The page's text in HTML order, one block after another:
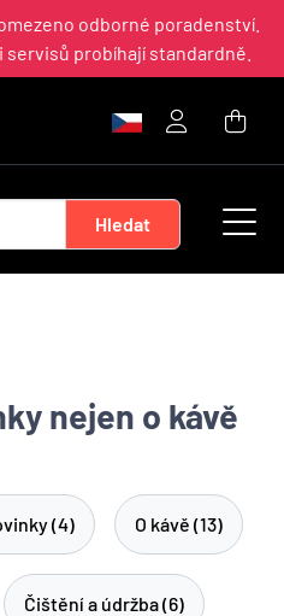
odborné poradenství.
probíhají standardně.
nejen o kávě
(4) O kávě (13)
Čištění a údržba (6)